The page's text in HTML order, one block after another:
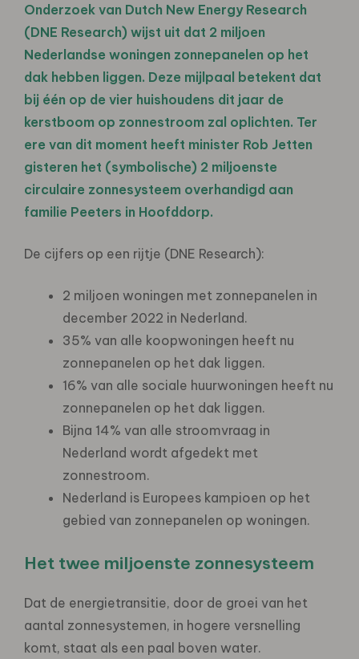
Onderzoek van Dutch New Energy Research
(DNE Research) wijst uit dat 2 miljoen
Nederlandse woningen zonnepanelen op het
dak hebben liggen. Deze mijlpaal betekent dat
bij één op de vier huishoudens dit jaar de
kerstboom op zonnestroom zal oplichten. Ter
ere van dit moment heeft minister Rob Jetten
gisteren het (symbolische) 2 miljoenste
circulaire zonnesysteem overhandigd aan
familie Peeters in Hoofddorp.
De cijfers op een rijtje (DNE Research):
2 miljoen woningen met zonnepanelen in
december 2022 in Nederland.
35% van alle koopwoningen heeft nu
zonnepanelen op het dak liggen.
16% van alle sociale huurwoningen heeft nu
zonnepanelen op het dak liggen.
Bijna 14% van alle stroomvraag in
Nederland wordt afgedekt met
zonnestroom.
Nederland is Europees kampioen op het
gebied van zonnepanelen op woningen.
Het twee miljoenste zonnesysteem
Dat de energietransitie, door de groei van het
aantal zonnesystemen, in hogere versnelling
komt, staat als een paal boven water.